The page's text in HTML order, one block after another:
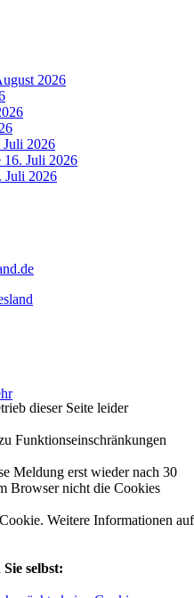
2026
Juli 2026
16. Juli 2026
Juli 2026
dieser Seite leider
Funktionseinschränkungen
Meldung erst wieder nach 30
Browser nicht die Cookies
Weitere Informationen auf
selbst: